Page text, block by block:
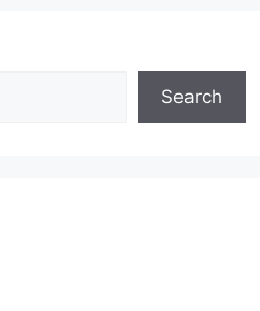
Search